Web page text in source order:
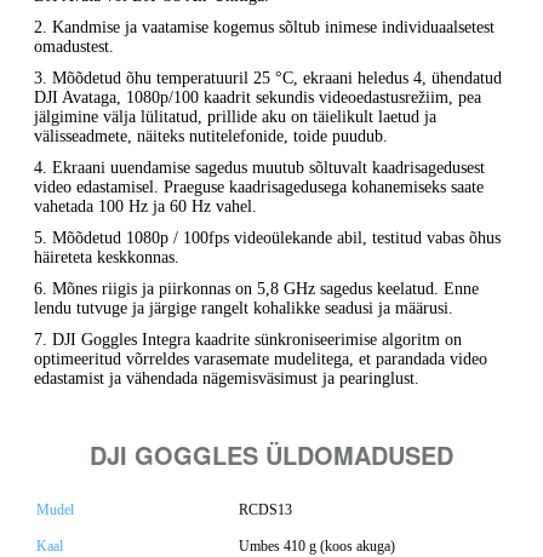
2. Kandmise ja vaatamise kogemus sõltub inimese individuaalsetest
omadustest.
3. Mõõdetud õhu temperatuuril 25 °C, ekraani heledus 4, ühendatud
DJI Avataga, 1080p/100 kaadrit sekundis videoedastusrežiim, pea
jälgimine välja lülitatud, prillide aku on täielikult laetud ja
välisseadmete, näiteks nutitelefonide, toide puudub.
4. Ekraani uuendamise sagedus muutub sõltuvalt kaadrisagedusest
video edastamisel. Praeguse kaadrisagedusega kohanemiseks saate
vahetada 100 Hz ja 60 Hz vahel.
5. Mõõdetud 1080p / 100fps videoülekande abil, testitud vabas õhus
häireteta keskkonnas.
6. Mõnes riigis ja piirkonnas on 5,8 GHz sagedus keelatud. Enne
lendu tutvuge ja järgige rangelt kohalikke seadusi ja määrusi.
7. DJI Goggles Integra kaadrite sünkroniseerimise algoritm on
optimeeritud võrreldes varasemate mudelitega, et parandada video
edastamist ja vähendada nägemisväsimust ja pearinglust.
DJI GOGGLES ÜLDOMADUSED
Mudel RCDS13
Kaal Umbes 410 g (koos akuga)